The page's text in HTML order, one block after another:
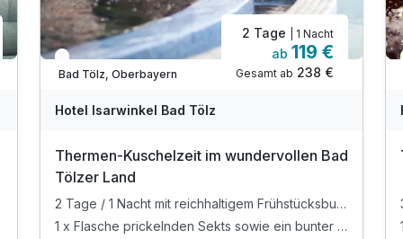
In 3 Wochen wieder frei
Bad Tölz, Oberbayern
2 Tage | 1 Nacht
ab 119 €
Gesamt ab 238 €
Hotel Isarwinkel Bad Tölz
Thermen-Kuschelzeit im wundervollen Bad
Tölzer Land
2 Tage / 1 Nacht mit reichhaltigem Frühstücksbuffet und einem Begrüßungsgeschenk
1 x Flasche prickelnden Sekts sowie ein bunter Obstteller auf dem Zimmer